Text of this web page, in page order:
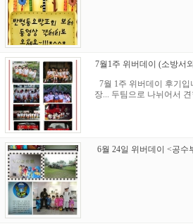
7월1주 위버데이 (소방서
7월 1주 위버데이 후기
장... 두팀으로 나뉘어서
6월 24일 위버데이 <공